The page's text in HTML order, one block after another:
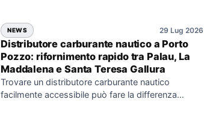
NEWS 29 Lug 2026
Distributore carburante nautico a Porto
Pozzo: rifornimento rapido tra Palau, La
Maddalena e Santa Teresa Gallura
Trovare un distributore carburante nautico
facilmente accessibile può fare la differenza